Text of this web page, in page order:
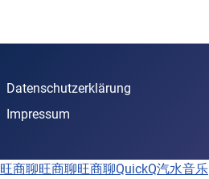
Datenschutzerklärung
Impressum
旺商聊旺商聊旺商聊QuickQ汽水音乐